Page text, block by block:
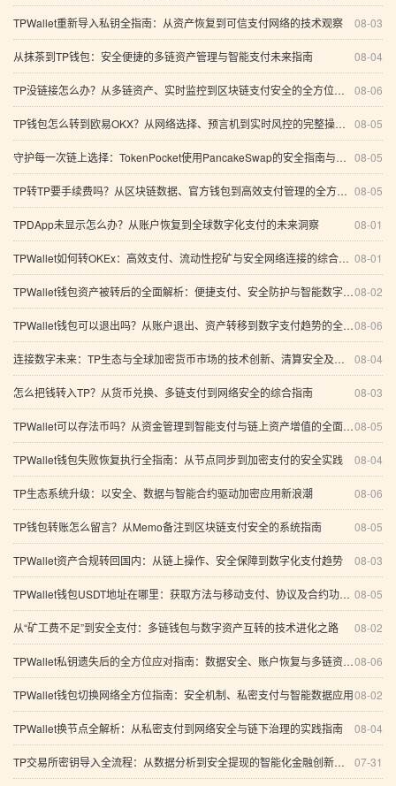
08-03
TPWallet重新导入私钥全指南：从资产恢复到可信支付网络的技术观察
08-04
从抹茶到TP钱包：安全便捷的多链资产管理与智能支付未来指南
08-06
TP没链接怎么办？从多链资产、实时监控到区块链支付安全的全方位分析
08-05
TP钱包怎么转到欧易OKX？从网络选择、预言机到实时风控的完整操作指南
08-05
守护每一次链上选择：TokenPocket使用PancakeSwap的安全指南与智能支付思考
08-05
TP转TP要手续费吗？从区块链数据、官方钱包到高效支付管理的全方位解析
08-01
TPDApp未显示怎么办？从账户恢复到全球数字化支付的未来洞察
08-01
TPWallet如何转OKEx：高效支付、流动性挖矿与安全网络连接的综合指南
08-02
TPWallet钱包资产被转后的全面解析：便捷支付、安全防护与智能数字资产管理
08-06
TPWallet钱包可以退出吗？从账户退出、资产转移到数字支付趋势的全面分析
08-04
连接数字未来：TP生态与全球加密货币市场的技术创新、清算安全及智能资产管理之道
08-03
怎么把钱转入TP？从货币兑换、多链支付到网络安全的综合指南
08-05
TPWallet可以存法币吗？从资金管理到智能支付与链上资产增值的全面分析
08-04
TPWallet钱包失败恢复执行全指南：从节点同步到加密支付的安全实践
08-06
TP生态系统升级：以安全、数据与智能合约驱动加密应用新浪潮
08-05
TP钱包转账怎么留言？从Memo备注到区块链支付安全的系统指南
08-03
TPWallet资产合规转回国内：从链上操作、安全保障到数字化支付趋势
08-05
TPWallet钱包USDT地址在哪里：获取方法与移动支付、协议及合约功能全面解析
08-02
从“矿工费不足”到安全支付：多链钱包与数字资产互转的技术进化之路
08-06
TPWallet私钥遗失后的全方位应对指南：数据安全、账户恢复与多链资产管理
08-02
TPWallet钱包切换网络全方位指南：安全机制、私密支付与智能数据应用
08-04
TPWallet换节点全解析：从私密支付到网络安全与链下治理的实践指南
07-31
TP交易所密钥导入全流程：从数据分析到安全提现的智能化金融创新之路